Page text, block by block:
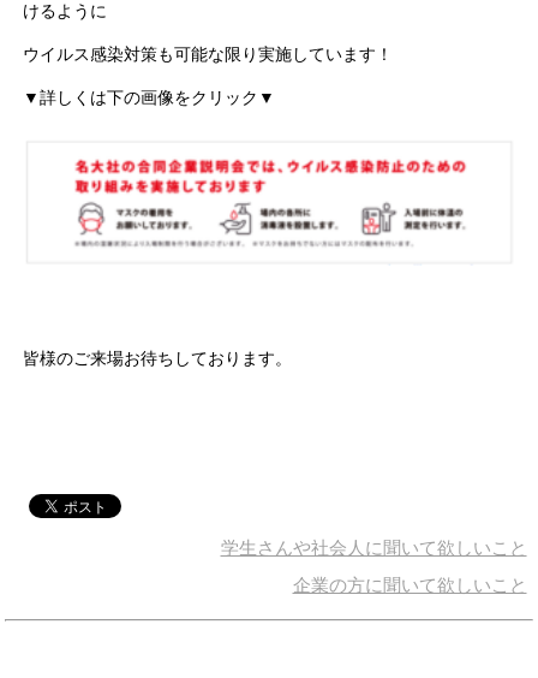
けるように
ウイルス感染対策も可能な限り実施しています！
▼詳しくは下の画像をクリック▼
皆様のご来場お待ちしております。
学生さんや社会人に聞いて欲しいこと
企業の方に聞いて欲しいこと